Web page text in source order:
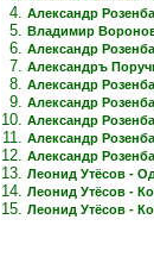
Александр
Владимир
Александр
Александръ
Александр
Александр
Александр
Александр
Александр
Леонид Утёсов -
Леонид Утёсов -
Леонид Утёсов -